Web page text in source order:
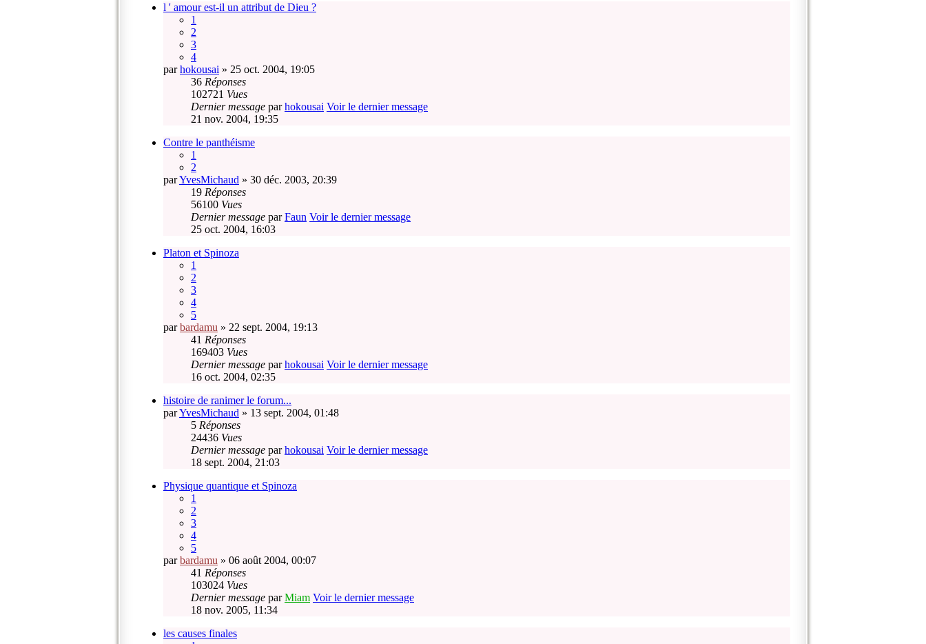
l ' amour est-il un attribut de Dieu ?
1
2
3
4
parhokousai » 25 oct. 2004, 19:05
36 Réponses
102721 Vues
Dernier message parhokousai Voir le dernier message
21 nov. 2004, 19:35
Contre le panthéisme
1
2
parYvesMichaud » 30 déc. 2003, 20:39
19 Réponses
56100 Vues
Dernier message parFaun Voir le dernier message
25 oct. 2004, 16:03
Platon et Spinoza
1
2
3
4
5
parbardamu » 22 sept. 2004, 19:13
41 Réponses
169403 Vues
Dernier message parhokousai Voir le dernier message
16 oct. 2004, 02:35
histoire de ranimer le forum...
parYvesMichaud » 13 sept. 2004, 01:48
5 Réponses
24436 Vues
Dernier message parhokousai Voir le dernier message
18 sept. 2004, 21:03
Physique quantique et Spinoza
1
2
3
4
5
parbardamu » 06 août 2004, 00:07
41 Réponses
103024 Vues
Dernier message parMiam Voir le dernier message
18 nov. 2005, 11:34
les causes finales